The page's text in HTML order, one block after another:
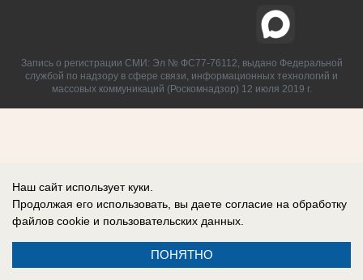
Запись о регистрации СМИ: Эл № ФС77-76112, выдано Федеральной
службой по надзору в сфере связи, информационных технологий и
массовых коммуникаций (Роскомнадзор) 12 июля 2019 г.
Наш сайт использует куки.
Продолжая его использовать, вы даете согласие на обработку
файлов cookie и пользовательских данных.
ПОНЯТНО